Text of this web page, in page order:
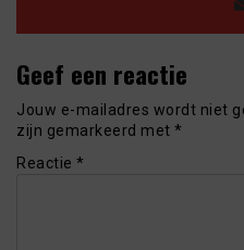
Geef een reactie
Jouw e-mailadres wordt niet
zijn gemarkeerd met *
Reactie *